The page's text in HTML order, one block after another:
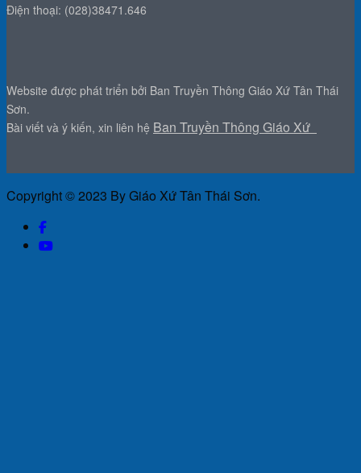
Điện thoại: (028)38471.646
Website được phát triển bởi Ban Truyền Thông Giáo Xứ Tân Thái
Sơn.
Bài viết và ý kiến, xin liên hệ Ban Truyền Thông Giáo Xứ
Copyright © 2023 By Giáo Xứ Tân Thái Sơn.